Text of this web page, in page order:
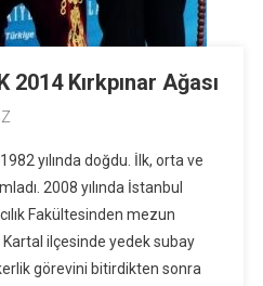
2014 Kırkpınar Ağası
yılında doğdu. İlk, orta ve
2008 yılında İstanbul
Fakültesinden mezun
ilçesinde yedek subay
görevini bitirdikten sonra